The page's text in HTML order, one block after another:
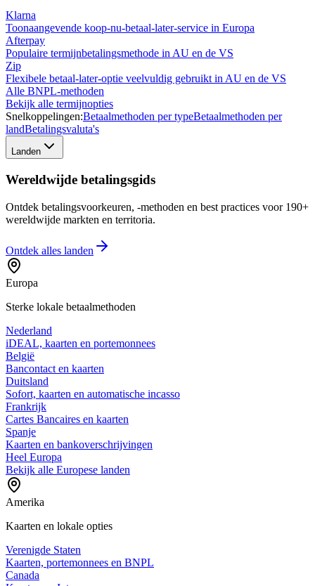
Klarna
Toonaangevende koop-nu-betaal-later-service in Europa
Afterpay
Populaire termijnbetalingsmethode in AU en de VS
Zip
Flexibele betaal-later-optie veelvuldig gebruikt in AU en de VS
Alle BNPL-methoden
Bekijk alle termijnopties
Snelkoppelingen:Betaalmethoden per typeBetaalmethoden per
landBetalingsvaluta's
Landen
Wereldwijde betalingsgids
Ontdek betalingsvoorkeuren, -methoden en best practices voor 190+
wereldwijde markten en territoria.
Ontdek alles landen
Europa
Sterke lokale betaalmethoden
Nederland
iDEAL, kaarten en portemonnees
België
Bancontact en kaarten
Duitsland
Sofort, kaarten en automatische incasso
Frankrijk
Cartes Bancaires en kaarten
Spanje
Kaarten en bankoverschrijvingen
Heel Europa
Bekijk alle Europese landen
Amerika
Kaarten en lokale opties
Verenigde Staten
Kaarten, portemonnees en BNPL
Canada